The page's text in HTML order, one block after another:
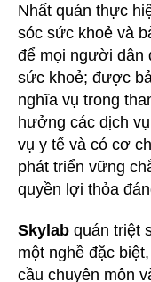
Nhất quán thực
sóc sức khoẻ và
để mọi người dân
sức khoẻ; được
nghĩa vụ trong
hưởng các dịch
vụ y tế và có cơ
phát triển vững
quyền lợi thỏa
Skylab quán triệt
một nghề đặc
cầu chuyên môn